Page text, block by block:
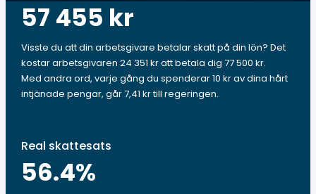
57 455 kr
Visste du att din arbetsgivare betalar skatt på din lön? Det
kostar arbetsgivaren 24 351 kr att betala dig 77 500 kr.
Med andra ord, varje gång du spenderar 10 kr av dina hårt
intjänade pengar, går 7,41 kr till regeringen.
Real skattesats
56.4%